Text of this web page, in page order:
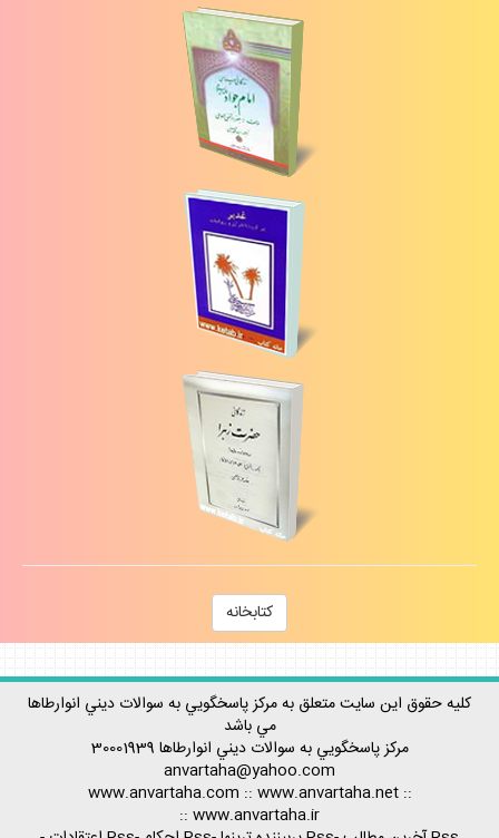
كتابخانه
كليه حقوق اين سايت متعلق به مركز پاسخگويي به سوالات ديني انوارطاها
مي باشد
مركز پاسخگويي به سوالات ديني انوارطاها 30001939
anvartaha@yahoo.com
www.anvartaha.com :: www.anvartaha.net::
www.anvartaha.ir
::